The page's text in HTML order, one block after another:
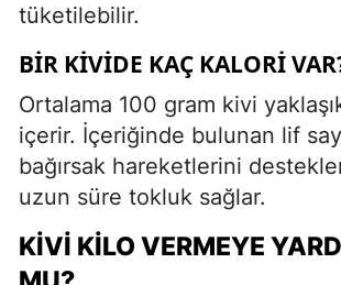
tüketilebilir.
BIR KIVIDE KAÇ KALORI
Ortalama 100 gram kivi
içerir. İçeriğinde bulunan lif
bağırsak hareketlerini
uzun süre tokluk sağlar.
KIVI KILO VERMEYE